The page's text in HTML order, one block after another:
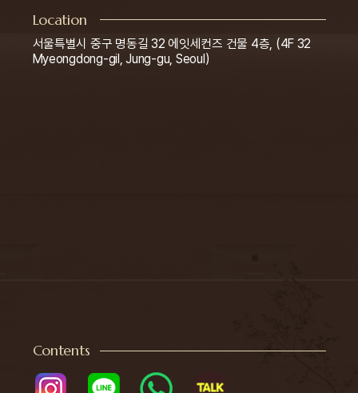
Location
서울특별시 중구 명동길 32 에잇세컨즈 건물 4층, (4F 32
Myeongdong-gil, Jung-gu, Seoul)
Contents